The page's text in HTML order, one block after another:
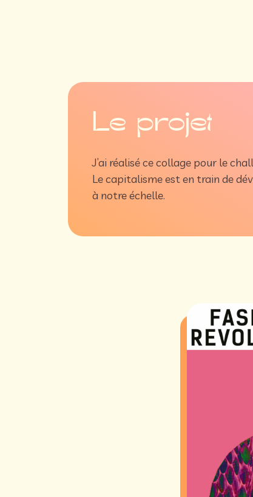
Le projet
J’ai réalisé ce collage pour le
Le capitalisme est en train de
à notre échelle.